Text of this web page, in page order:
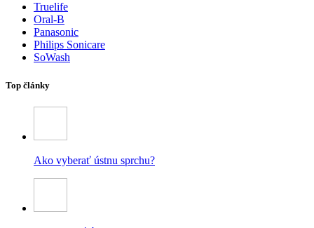
Truelife
Oral-B
Panasonic
Philips Sonicare
SoWash
Top články
Ako vyberať ústnu sprchu?